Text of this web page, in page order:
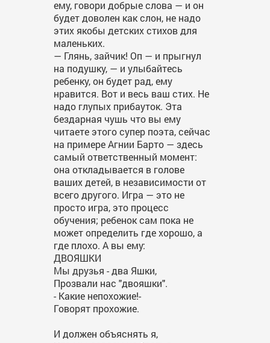
ему, говори добрые слова — и он
будет доволен как слон, не надо
этих якобы детских стихов для
маленьких.
— Глянь, зайчик! Оп — и прыгнул
на подушку, — и улыбайтесь
ребенку, он будет рад, ему
нравится. Вот и весь ваш стих. Не
надо глупых прибауток. Эта
бездарная чушь что вы ему
читаете этого супер поэта, сейчас
на примере Агнии Барто — здесь
самый ответственный момент:
она откладывается в голове
ваших детей, в независимости от
всего другого. Игра — это не
просто игра, это процесс
обучения; ребенок сам пока не
может определить где хорошо, а
где плохо. А вы ему:
ДВОЯШКИ
Мы друзья - два Яшки,
Прозвали нас "двояшки".
- Какие непохожие!-
Говорят прохожие.
И должен объяснять я,